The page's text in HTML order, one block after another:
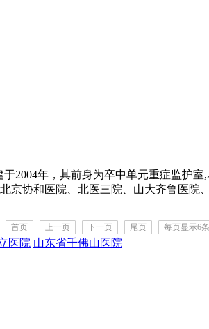
2004年，其前身为卒中单元重症监护
京协和医院、北医三院、山大齐鲁医院
首页 上一页 下一页 尾页 每页显示6
医院 山东省千佛山医院